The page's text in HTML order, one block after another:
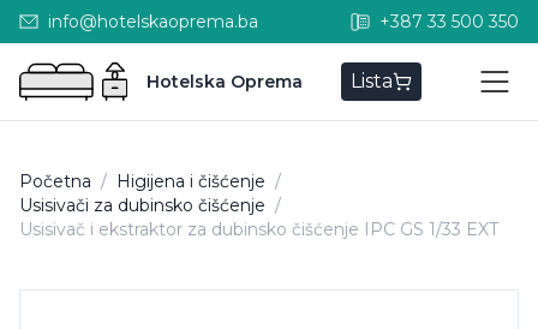
info@hotelskaoprema.ba +387 33 500 350
Hotelska Oprema Lista
Početna / Higijena i čišćenje /
Usisivači za dubinsko čišćenje /
Usisivač i ekstraktor za dubinsko čišćenje IPC GS 1/33 EXT